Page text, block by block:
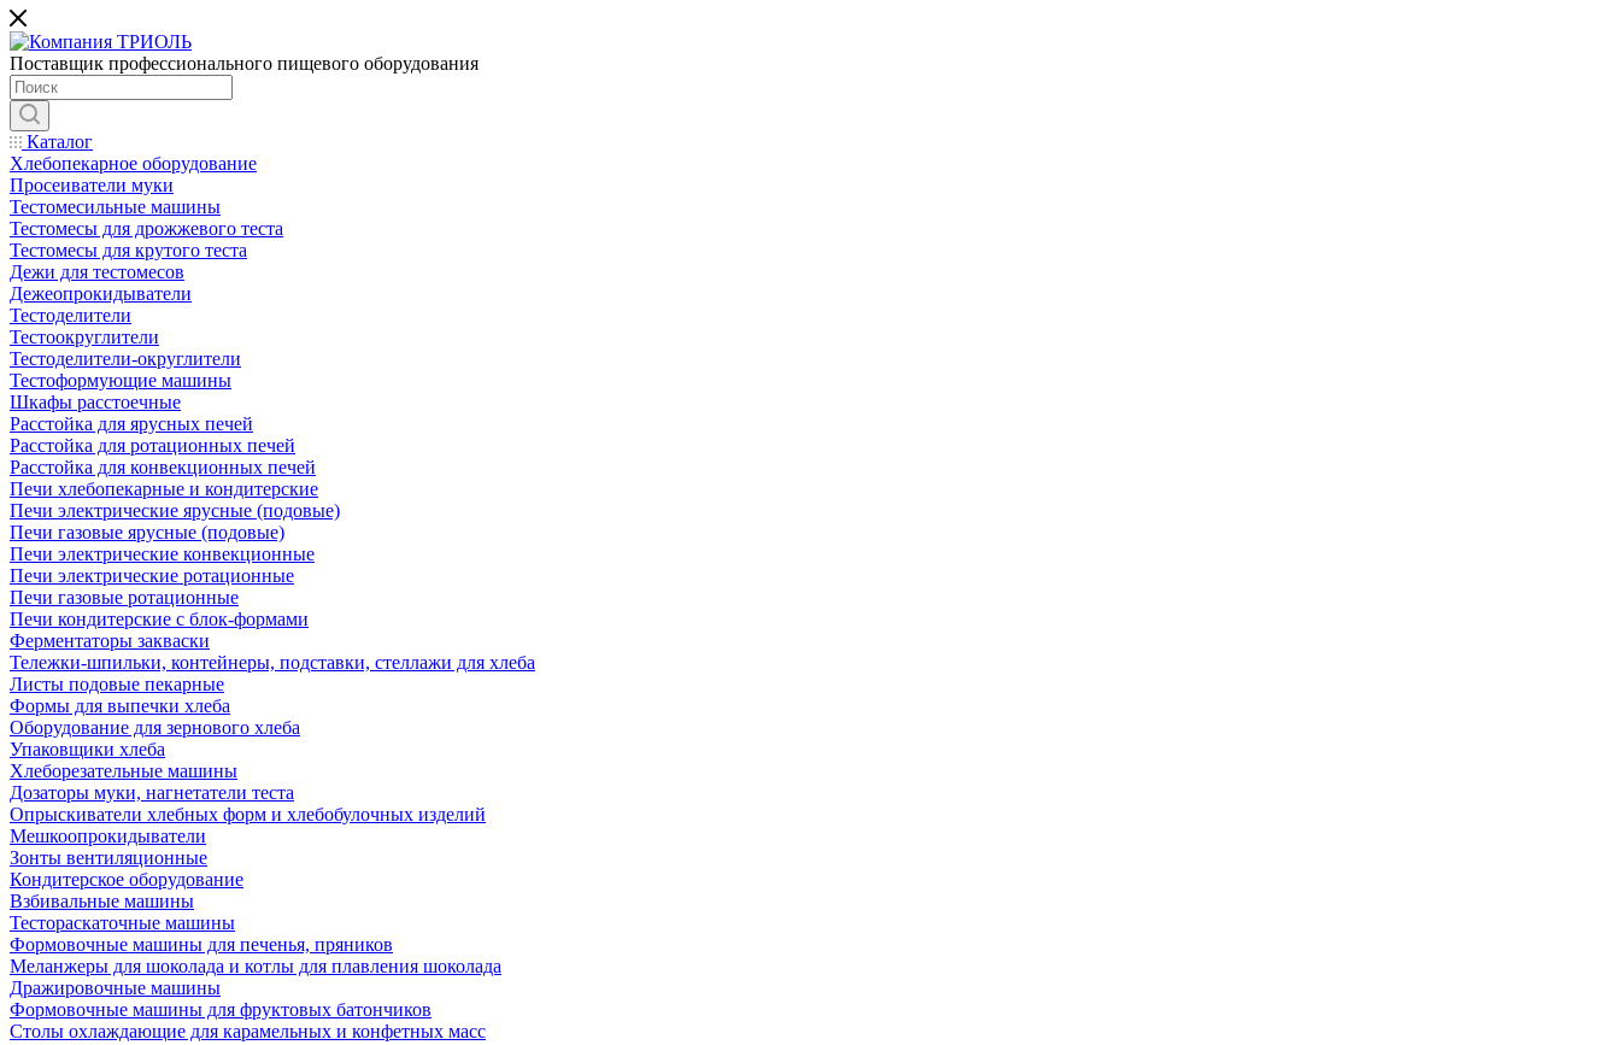
Поставщик профессионального пищевого оборудования
Каталог
Хлебопекарное оборудование
Просеиватели муки
Тестомесильные машины
Тестомесы для дрожжевого теста
Тестомесы для крутого теста
Дежи для тестомесов
Дежеопрокидыватели
Тестоделители
Тестоокруглители
Тестоделители-округлители
Тестоформующие машины
Шкафы расстоечные
Расстойка для ярусных печей
Расстойка для ротационных печей
Расстойка для конвекционных печей
Печи хлебопекарные и кондитерские
Печи электрические ярусные (подовые)
Печи газовые ярусные (подовые)
Печи электрические конвекционные
Печи электрические ротационные
Печи газовые ротационные
Печи кондитерские с блок-формами
Ферментаторы закваски
Тележки-шпильки, контейнеры, подставки, стеллажи для хлеба
Листы подовые пекарные
Формы для выпечки хлеба
Оборудование для зернового хлеба
Упаковщики хлеба
Хлеборезательные машины
Дозаторы муки, нагнетатели теста
Опрыскиватели хлебных форм и хлебобулочных изделий
Мешкоопрокидыватели
Зонты вентиляционные
Кондитерское оборудование
Взбивальные машины
Тестораскаточные машины
Формовочные машины для печенья, пряников
Меланжеры для шоколада и котлы для плавления шоколада
Дражировочные машины
Формовочные машины для фруктовых батончиков
Столы охлаждающие для карамельных и конфетных масс